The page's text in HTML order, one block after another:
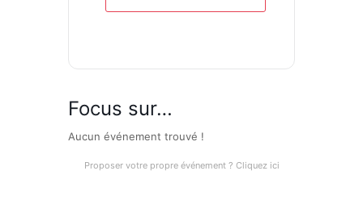
Focus sur…
Aucun événement trouvé !
Proposer votre propre événement ? Cliquez ici